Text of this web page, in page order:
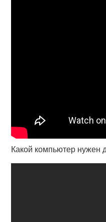
Какой компьютер нужен